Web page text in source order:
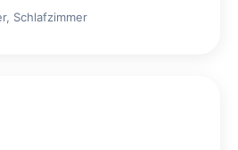
Schlafzimmer